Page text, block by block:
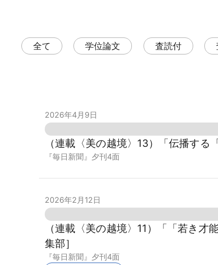
全て 学位論文 査読付
2026年4月9日
（連載〈美の越境〉13）「伝播す
『毎日新聞』夕刊4面
2026年2月12日
（連載〈美の越境〉11）「「若き
集部］
『毎日新聞』夕刊4面